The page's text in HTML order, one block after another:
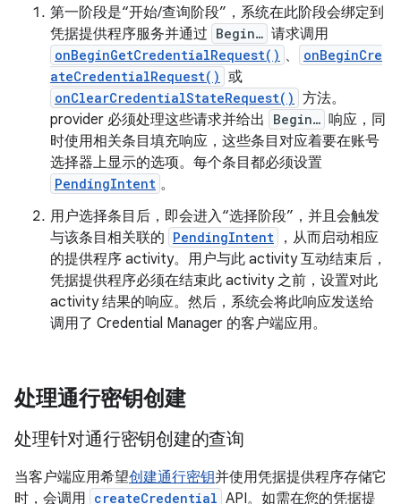
第一阶段是“开始/查询阶段” ，系统在此阶段会绑定到
凭据提供程序服务并通过 Begin… 请求调用
onBeginGetCredentialRequest() 、
onBeginCre
ateCredentialRequest() 或
onClearCredentialStateRequest() 方法。
provider 必须处理这些请求并给出
Begin… 响应，同
时使用相关条目填充响应，这些条目对应着要在账号
选择器上显示的选项。每个条目都必须设置
PendingIntent 。
用户选择条目后，即会进入“选择阶段” ，并且会触发
与该条目相关联的 PendingIntent
，从而启动相应
的提供程序 activity。用户与此 activity 互动结束后，
凭据提供程序必须在结束此 activity 之前，设置对此
activity 结果的响应。然后，系统会将此响应发送给
调用了 Credential Manager 的客户端应用。
处理通行密钥创建
处理针对通行密钥创建的查询
当客户端应用希望创建通行密钥并使用凭据提供程序存储它
时，会调用 createCredential API。如需在您的凭据提